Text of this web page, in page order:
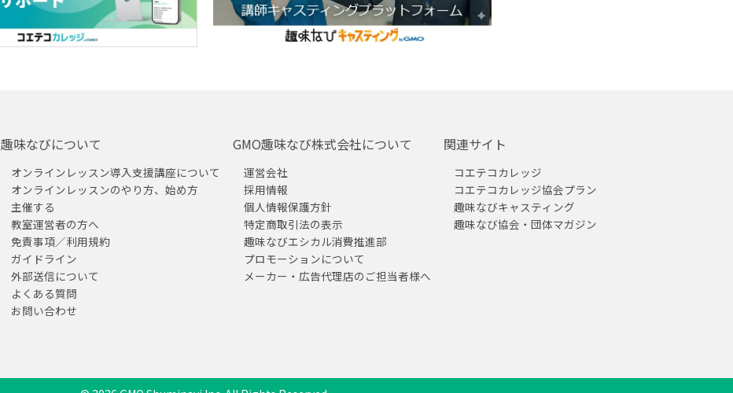
趣味なびについて
オンラインレッスン導入支援講座について
オンラインレッスンのやり方、始め方
主催する
教室運営者の方へ
免責事項／利用規約
ガイドライン
外部送信について
よくある質問
お問い合わせ
GMO趣味なび株式会社について
運営会社
採用情報
個人情報保護方針
特定商取引法の表示
趣味なびエシカル消費推進部
プロモーションについて
メーカー・広告代理店のご担当者様へ
関連サイト
コエテコカレッジ
コエテコカレッジ協会プラン
趣味なびキャスティング
趣味なび協会・団体マガジン